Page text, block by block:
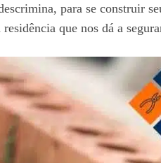
para se construir
que nos dá a